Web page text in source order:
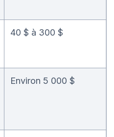
40 $ à 300 $
Environ 5 000 $